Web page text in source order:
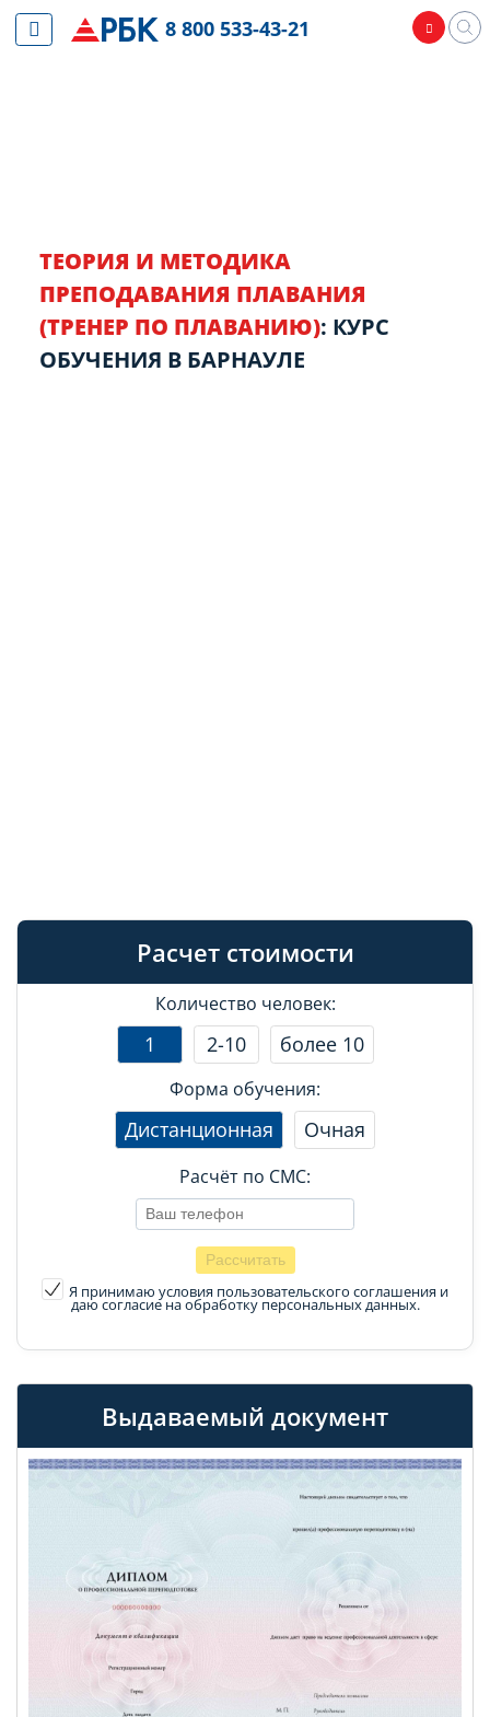
ТЕОРИЯ И МЕТОДИКА
ПРЕПОДАВАНИЯ ПЛАВАНИЯ
(ТРЕНЕР ПО ПЛАВАНИЮ): КУРС
ОБУЧЕНИЯ В БАРНАУЛЕ
Расчет стоимости
Количество человек:
1 2-10 более 10
Форма обучения:
Дистанционная Очная
Расчёт по СМС:
Я принимаю условия пользовательского соглашения и
даю согласие на обработку персональных данных.
Выдаваемый документ
8 800 533-43-21